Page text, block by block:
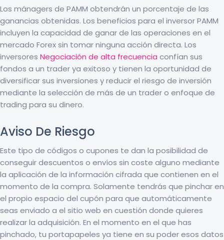
Los mánagers de PAMM obtendrán un porcentaje de las
ganancias obtenidas. Los beneficios para el inversor PAMM
incluyen la capacidad de ganar de las operaciones en el
mercado Forex sin tomar ninguna acción directa. Los
inversores Negociación de alta frecuencia confían sus
fondos a un trader ya exitoso y tienen la oportunidad de
diversificar sus inversiones y reducir el riesgo de inversión
mediante la selección de más de un trader o enfoque de
trading para su dinero.
Aviso De Riesgo
Este tipo de códigos o cupones te dan la posibilidad de
conseguir descuentos o envíos sin coste alguno mediante
la aplicación de la información cifrada que contienen en el
momento de la compra. Solamente tendrás que pinchar en
el propio espacio del cupón para que automáticamente
seas enviado a el sitio web en cuestión donde quieres
realizar la adquisición. En el momento en el que has
pinchado, tu portapapeles ya tiene en su poder esos datos